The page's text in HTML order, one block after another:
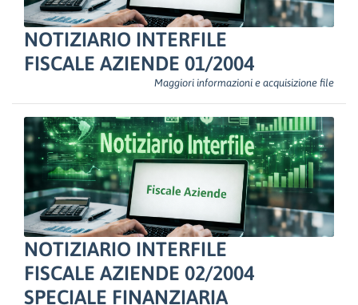
NOTIZIARIO INTERFILE
FISCALE AZIENDE 01/2004
Maggiori informazioni e acquisizione file
NOTIZIARIO INTERFILE
FISCALE AZIENDE 02/2004
SPECIALE FINANZIARIA